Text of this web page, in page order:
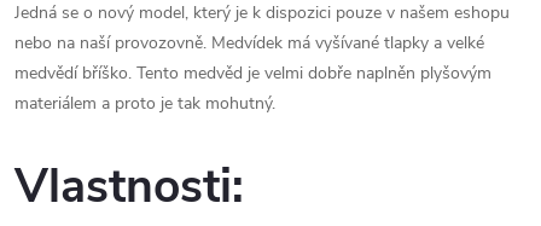
Jedná se o nový model, který je k dispozici pouze v našem eshopu
nebo na naší provozovně. Medvídek má vyšívané tlapky a velké
medvědí bříško. Tento medvěd je velmi dobře naplněn plyšovým
materiálem a proto je tak mohutný.
Vlastnosti: